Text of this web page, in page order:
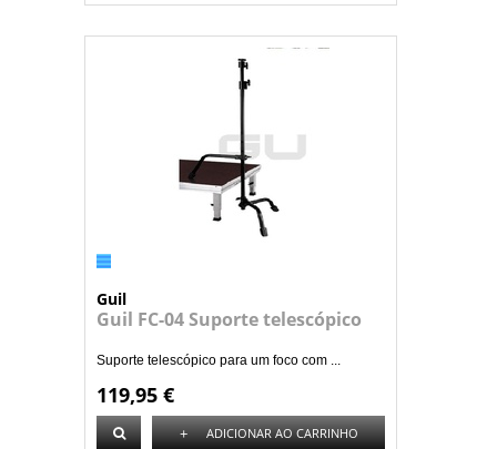
Guil
Guil FC-04 Suporte telescópico
Suporte telescópico para um foco com ...
119,95 €
+ ADICIONAR AO CARRINHO